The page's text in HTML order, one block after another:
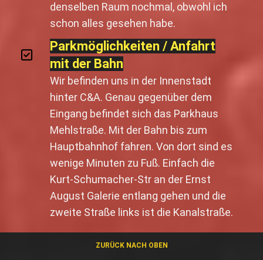
denselben Raum nochmal, obwohl ich
schon alles gesehen habe.
Parkmöglichkeiten / Anfahrt
mit der Bahn
Wir befinden uns in der Innenstadt
hinter C&A. Genau gegenüber dem
Eingang befindet sich das Parkhaus
Mehlstraße. Mit der Bahn bis zum
Hauptbahnhof fahren. Von dort sind es
wenige Minuten zu Fuß. Einfach die
Kurt-Schumacher-Str an der Ernst
August Galerie entlang gehen und die
zweite Straße links ist die Kanalstraße.
ZURÜCK NACH OBEN